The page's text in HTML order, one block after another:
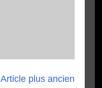
Article plus ancien